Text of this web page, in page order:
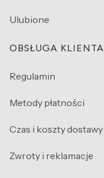
Ulubione
OBSŁUGA KLIENTA
Regulamin
Metody płatności
Czas i koszty dostawy
Zwroty i reklamacje